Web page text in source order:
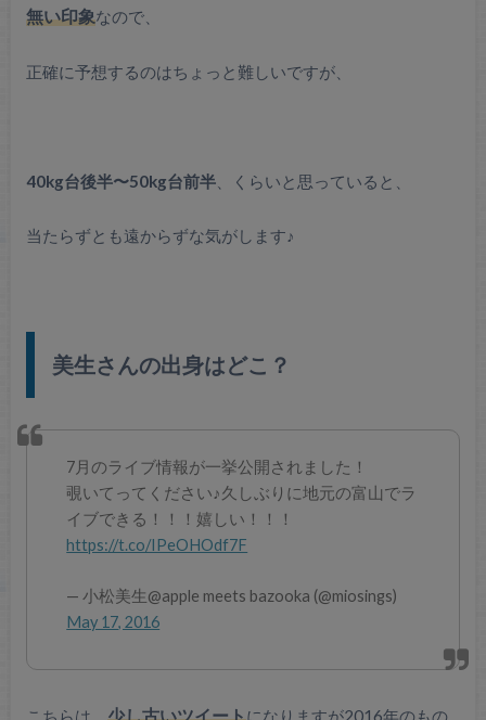
無い印象なので、
正確に予想するのはちょっと難しいですが、
40kg台後半〜50kg台前半、くらいと思っていると、
当たらずとも遠からずな気がします♪
美生さんの出身はどこ？
7月のライブ情報が一挙公開されました！
覗いてってください♪久しぶりに地元の富山でラ
イブできる！！！嬉しい！！！
https://t.co/IPeOHOdf7F
— 小松美生@apple meets bazooka (@miosings)
May 17, 2016
こちらは、 少し古いツイートになりますが2016年のもの